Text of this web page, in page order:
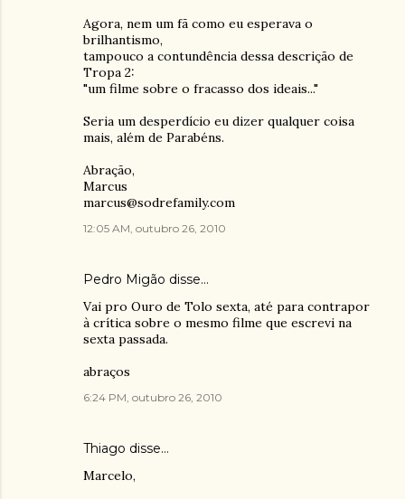
Agora, nem um fã como eu esperava o
brilhantismo,
tampouco a contundência dessa descrição de
Tropa 2:
"um filme sobre o fracasso dos ideais..."
Seria um desperdício eu dizer qualquer coisa
mais, além de Parabéns.
Abração,
Marcus
marcus@sodrefamily.com
12:05 AM, outubro 26, 2010
Pedro Migão disse…
Vai pro Ouro de Tolo sexta, até para contrapor
à crítica sobre o mesmo filme que escrevi na
sexta passada.
abraços
6:24 PM, outubro 26, 2010
Thiago disse…
Marcelo,